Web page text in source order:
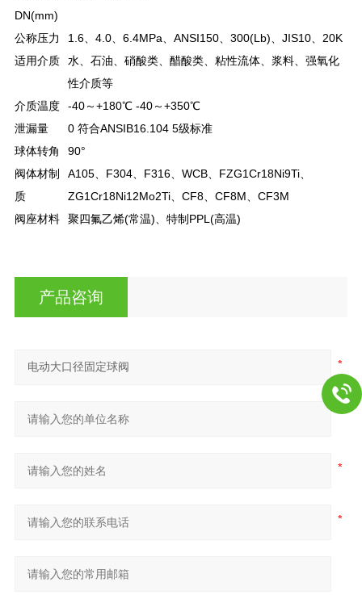
DN(mm)
公称压力
1.6、4.0、6.4MPa、ANSI150、300(Lb)、JIS10、20K
适用介质
水、石油、硝酸类、醋酸类、粘性流体、浆料、强氧化
性介质等
介质温度
-40～+180℃ -40～+350℃
泄漏量
0 符合ANSIB16.104 5级标准
球体转角
90°
阀体材制
质
A105、F304、F316、WCB、FZG1Cr18Ni9Ti、
ZG1Cr18Ni12Mo2Ti、CF8、CF8M、CF3M
阀座材料
聚四氟乙烯(常温)、特制PPL(高温)
产品咨询